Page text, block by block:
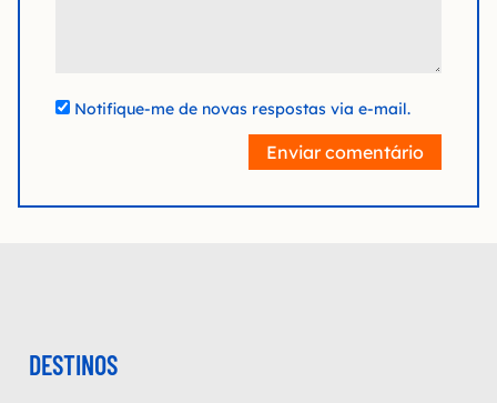
Notifique-me de novas respostas via e-mail.
Enviar comentário
DESTINOS